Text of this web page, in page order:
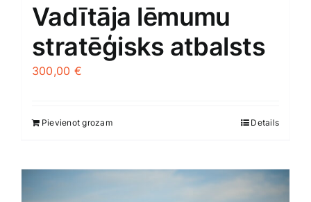
Vadītāja lēmumu
stratēģisks atbalsts
300,00 €
Pievienot grozam Details